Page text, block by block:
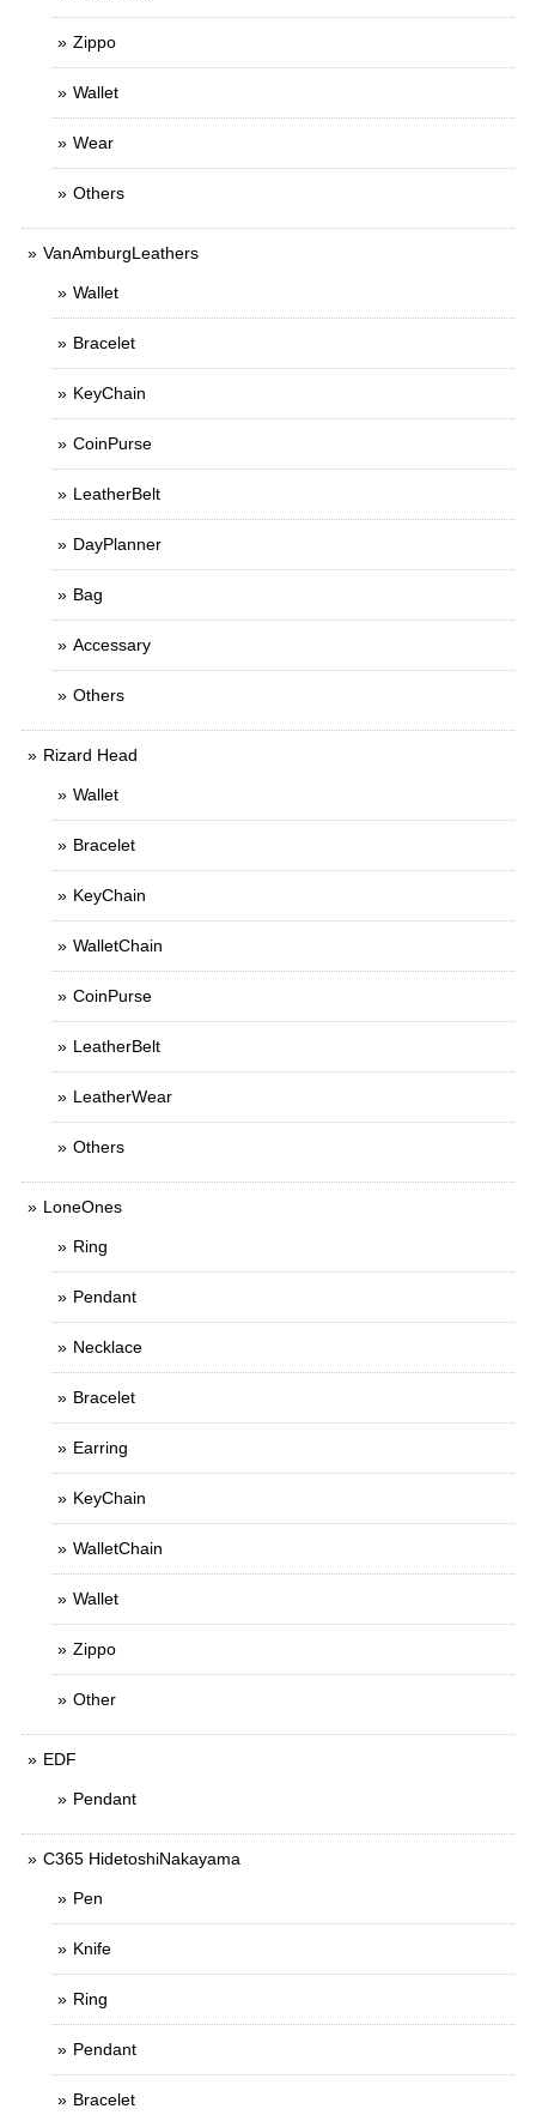
Zippo
Wallet
Wear
Others
VanAmburgLeathers
Wallet
Bracelet
KeyChain
CoinPurse
LeatherBelt
DayPlanner
Bag
Accessary
Others
Rizard Head
Wallet
Bracelet
KeyChain
WalletChain
CoinPurse
LeatherBelt
LeatherWear
Others
LoneOnes
Ring
Pendant
Necklace
Bracelet
Earring
KeyChain
WalletChain
Wallet
Zippo
Other
EDF
Pendant
C365 HidetoshiNakayama
Pen
Knife
Ring
Pendant
Bracelet